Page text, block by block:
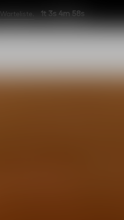
Warteliste. 1t 3s 4m 55s